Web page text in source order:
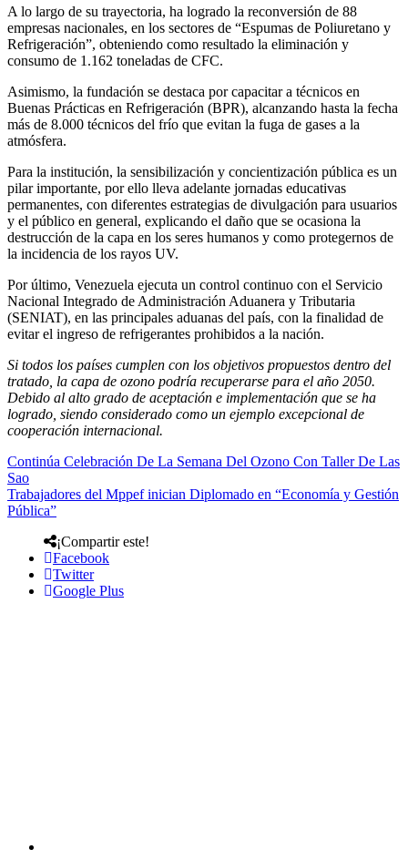
A lo largo de su trayectoria, ha logrado la reconversión de 88
empresas nacionales, en los sectores de “Espumas de Poliuretano y
Refrigeración”, obteniendo como resultado la eliminación y
consumo de 1.162 toneladas de CFC.
Asimismo, la fundación se destaca por capacitar a técnicos en
Buenas Prácticas en Refrigeración (BPR), alcanzando hasta la fecha
más de 8.000 técnicos del frío que evitan la fuga de gases a la
atmósfera.
Para la institución, la sensibilización y concientización pública es un
pilar importante, por ello lleva adelante jornadas educativas
permanentes, con diferentes estrategias de divulgación para usuarios
y el público en general, explicando el daño que se ocasiona la
destrucción de la capa en los seres humanos y como protegernos de
la incidencia de los rayos UV.
Por último, Venezuela ejecuta un control continuo con el Servicio
Nacional Integrado de Administración Aduanera y Tributaria
(SENIAT), en las principales aduanas del país, con la finalidad de
evitar el ingreso de refrigerantes prohibidos a la nación.
Si todos los países cumplen con los objetivos propuestos dentro del
tratado, la capa de ozono podría recuperarse para el año 2050.
Debido al alto grado de aceptación e implementación que se ha
logrado, siendo considerado como un ejemplo excepcional de
cooperación internacional.
Continúa Celebración De La Semana Del Ozono Con Taller De Las
Sao
Trabajadores del Mppef inician Diplomado en “Economía y Gestión
Pública”
¡Compartir este!
Facebook
Twitter
Google Plus